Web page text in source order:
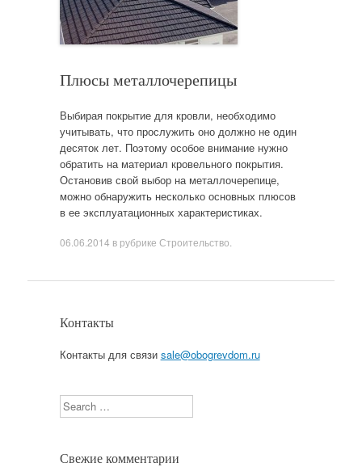
Плюсы металлочерепицы
Выбирая покрытие для кровли, необходимо
учитывать, что прослужить оно должно не один
десяток лет. Поэтому особое внимание нужно
обратить на материал кровельного покрытия.
Остановив свой выбор на металлочерепице,
можно обнаружить несколько основных плюсов
в ее эксплуатационных характеристиках.
06.06.2014 в рубрике Строительство
Контакты
Контакты для связи sale@obogrevdom.ru
Search
Свежие комментарии